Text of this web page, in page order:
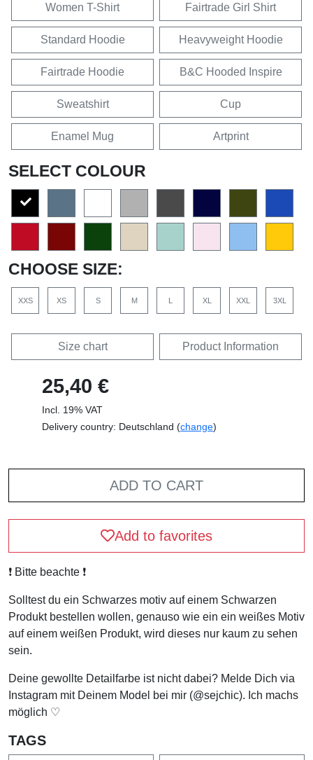
Women T-Shirt Fairtrade Girl Shirt
Standard Hoodie Heavyweight Hoodie
Fairtrade Hoodie B&C Hooded Inspire
Sweatshirt Cup
Enamel Mug Artprint
SELECT COLOUR
CHOOSE SIZE:
XXS XS S M L XL XXL 3XL
Size chart Product Information
25,40 €
Incl. 19% VAT
Delivery country: Deutschland (change)
ADD TO CART
Add to favorites
❗️ Bitte beachte ❗️
Solltest du ein Schwarzes motiv auf einem Schwarzen
Produkt bestellen wollen, genauso wie ein ein weißes Motiv
auf einem weißen Produkt, wird dieses nur kaum zu sehen
sein.
Deine gewollte Detailfarbe ist nicht dabei? Melde Dich via
Instagram mit Deinem Model bei mir (@sejchic). Ich machs
möglich ♡
TAGS